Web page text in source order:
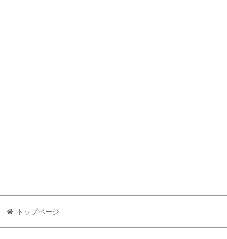
トップページ